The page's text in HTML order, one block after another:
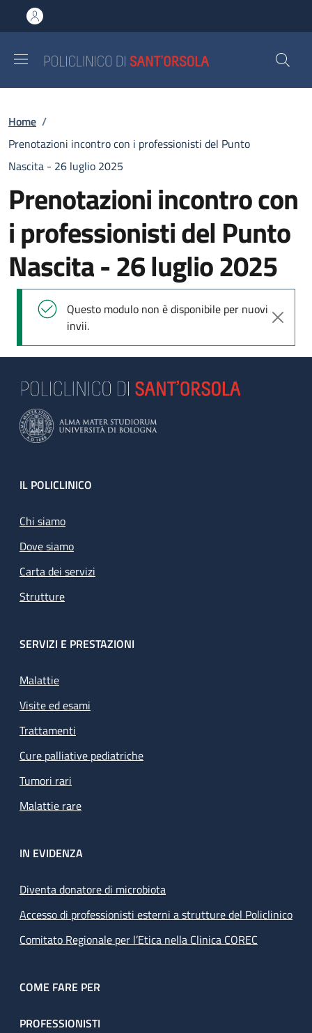
al contenuto principale
to footer content
Briciole di pane
Home /
Prenotazioni incontro con i professionisti del Punto
Nascita - 26 luglio 2025
Prenotazioni incontro con
i professionisti del Punto
Nascita - 26 luglio 2025
Messaggio di stato
Questo modulo non è disponibile per nuovi
invii.
Footer
IL POLICLINICO
Chi siamo
Dove siamo
Carta dei servizi
Strutture
SERVIZI E PRESTAZIONI
Malattie
Visite ed esami
Trattamenti
Cure palliative pediatriche
Tumori rari
Malattie rare
IN EVIDENZA
Diventa donatore di microbiota
Accesso di professionisti esterni a strutture del Policlinico
Comitato Regionale per l’Etica nella Clinica COREC
COME FARE PER
PROFESSIONISTI